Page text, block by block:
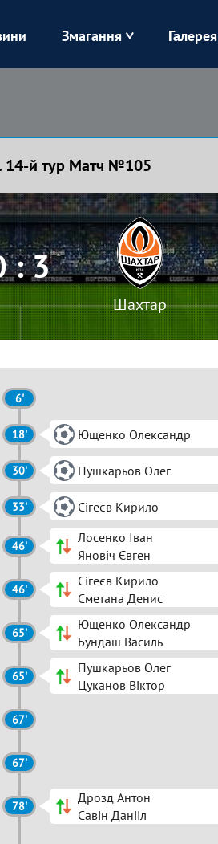
Колос
Чорноморець
Змагання Галерея
14-й тур Матч №105
: 3
Шахтар
6'
18' Ющенко Олександр
30' Пушкарьов Олег
33' Сігеєв Кирило
46'
Лосенко Іван
Яновіч Євген
46'
Сігеєв Кирило
Сметана Денис
65'
Ющенко Олександр
Бундаш Василь
65'
Пушкарьов Олег
Цуканов Віктор
67'
67'
78'
Дрозд Антон
Савін Данііл